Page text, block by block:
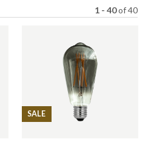
1 - 40of40
SALE